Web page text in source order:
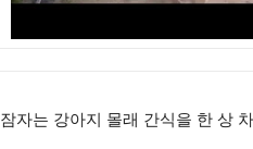
잠자는 강아지 몰래 간식을 한 상